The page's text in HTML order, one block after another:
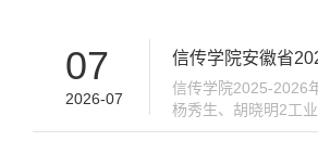
07
2026-07
信传学院安徽省
信传学院2025-2026
杨秀生、胡晓明2工
乐宋聪颖、梁胜一等